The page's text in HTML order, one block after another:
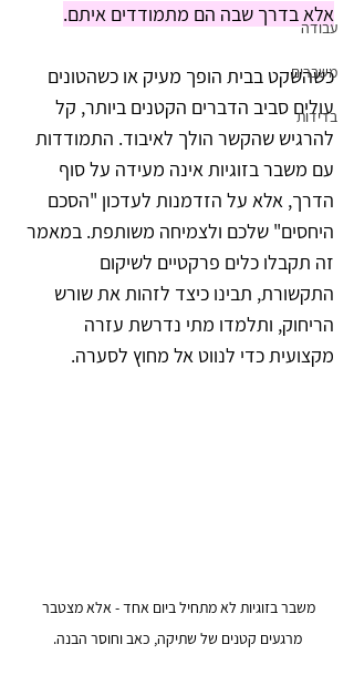
עבודה
משברים
בדידות
אלא בדרך שבה הם מתמודדים איתם.
כשהשקט בבית הופך מעיק או כשהטונים
עולים סביב הדברים הקטנים ביותר, קל
להרגיש שהקשר הולך לאיבוד. התמודדות
עם משבר בזוגיות אינה מעידה על סוף
הדרך, אלא על הזדמנות לעדכון "הסכם
היחסים" שלכם ולצמיחה משותפת. במאמר
זה תקבלו כלים פרקטיים לשיקום
התקשורת, תבינו כיצד לזהות את שורש
הריחוק, ותלמדו מתי נדרשת עזרה
מקצועית כדי לנווט אל מחוץ לסערה.
משבר בזוגיות לא מתחיל ביום אחד - אלא מצטבר
מרגעים קטנים של שתיקה, כאב וחוסר הבנה.